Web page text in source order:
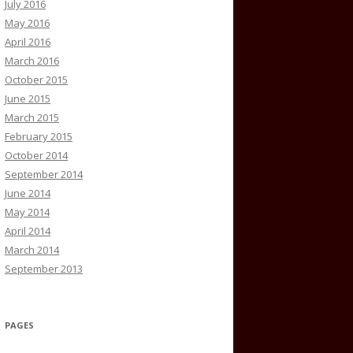
July 2016
May 2016
April 2016
March 2016
October 2015
June 2015
March 2015
February 2015
October 2014
September 2014
June 2014
May 2014
April 2014
March 2014
September 2013
PAGES